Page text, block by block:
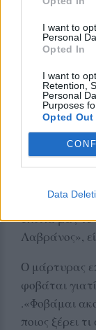
I want to
Personal
Opted In
I want to
Retention,
Personal
Purposes
Opted Out
Data
Υπεράσπιση:
τις
Μάρτυρας :
θα είχα
.Αν είχα
Ο κ.
του είπε πως
«Όταν
σπίτια μας
Λαβράνος»,
Ο μάρτυρας
φοβάται
.«Φοβάμαι
ποιος ξέρει